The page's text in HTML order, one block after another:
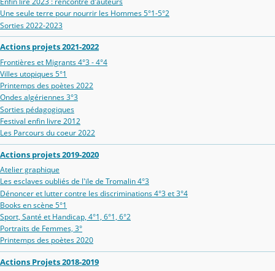
Une seule terre pour nourrir les Hommes 5°1-5°2
Sorties 2022-2023
Actions projets 2021-2022
Frontières et Migrants 4°3 - 4°4
Villes utopiques 5°1
Printemps des poètes 2022
Ondes algériennes 3°3
Sorties pédagogiques
Festival enfin livre 2012
Les Parcours du coeur 2022
Actions projets 2019-2020
Atelier graphique
Les esclaves oubliés de l'ïle de Tromalin 4°3
Dénoncer et lutter contre les discriminations 4°3 et 3°4
Books en scène 5°1
Sport, Santé et Handicap, 4°1, 6°1, 6°2
Portraits de Femmes, 3°
Printemps des poètes 2020
Actions Projets 2018-2019